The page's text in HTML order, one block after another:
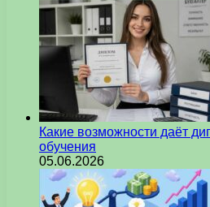
Какие возможности даёт
обучения
05.06.2026